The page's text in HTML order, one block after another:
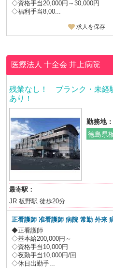
◇資格手当20,000円～30,000円
◇福利手当8,00...
求人を保存
医療法人 十全会井上病院
残業なし！ ブランク・未
あり！
勤務地：
徳島県
最寄駅：
JR 板野駅 徒歩20分
正看護師 准看護師 病院 常勤 外来
◆正看護師
◇基本給200,000円～
◇資格手当10,000円
◇夜勤手当10,000円/回
◇休日出勤手...